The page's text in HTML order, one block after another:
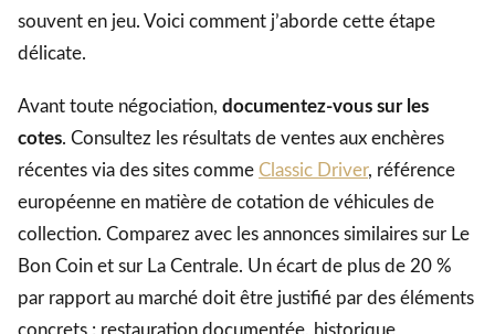
souvent en jeu. Voici comment j’aborde cette étape
délicate.
Avant toute négociation, documentez-vous sur les
cotes. Consultez les résultats de ventes aux enchères
récentes via des sites comme Classic Driver, référence
européenne en matière de cotation de véhicules de
collection. Comparez avec les annonces similaires sur Le
Bon Coin et sur La Centrale. Un écart de plus de 20 %
par rapport au marché doit être justifié par des éléments